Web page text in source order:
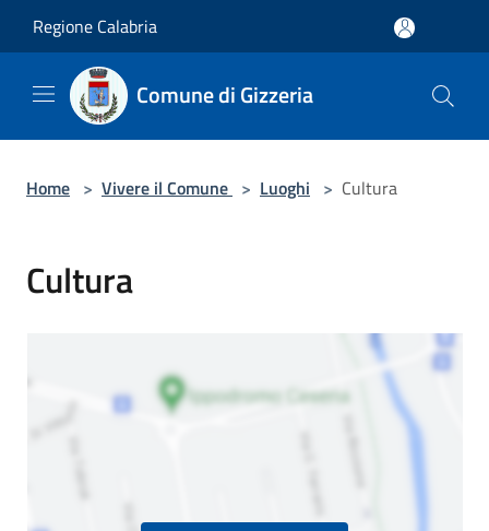
Regione Calabria
Comune di Gizzeria
Home > Vivere il Comune > Luoghi > Cultura
Cultura